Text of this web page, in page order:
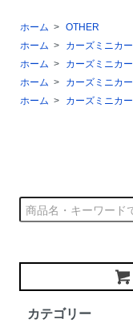
ホーム > OTHER
ホーム >
カーズミニカー
ホーム > カーズミニカー
ホーム > カーズミニカー
ホーム > カーズミニカー
カテゴリー